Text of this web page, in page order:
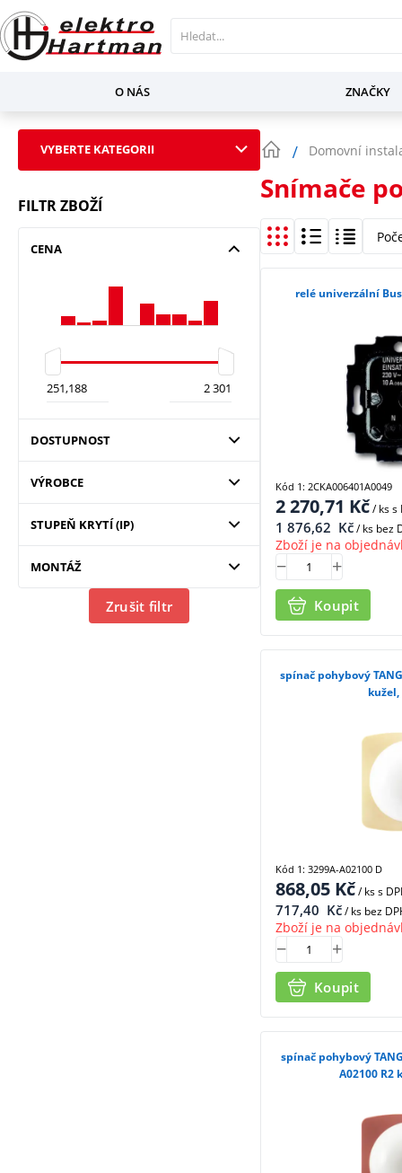
O NÁS ZNAČKY
VYBERTE KATEGORII
FILTR ZBOŽÍ
CENA
DOSTUPNOST
VÝROBCE
STUPEŇ KRYTÍ (IP)
MONTÁŽ
Zrušit filtr
Domovní
Snímače
relé univerzální
2 270,71 Kč/ kss
1 876,62 Kč/ ks bez
Zboží je na
Koupit
Kód 1: 2CKA006401A0049
spínač pohybový
kužel,
868,05 Kč/ kss
717,40 Kč/ ks bez
Zboží je na
Koupit
Kód 1: 3299A-A02100 D
spínač pohybový
A02100 R2